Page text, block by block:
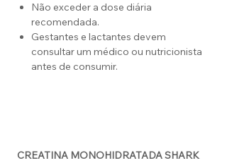
Não exceder a dose diária
recomendada.
Gestantes e lactantes devem
consultar um médico ou nutricionista
antes de consumir.
CREATINA MONOHIDRATADA SHARK